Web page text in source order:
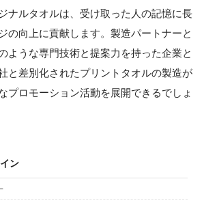
ナルタオルは、受け取った人の記憶に長
の向上に貢献します。製造パートナーと
ような専門技術と提案力を持った企業と
と差別化されたプリントタオルの製造が
プロモーション活動を展開できるでしょ
ン